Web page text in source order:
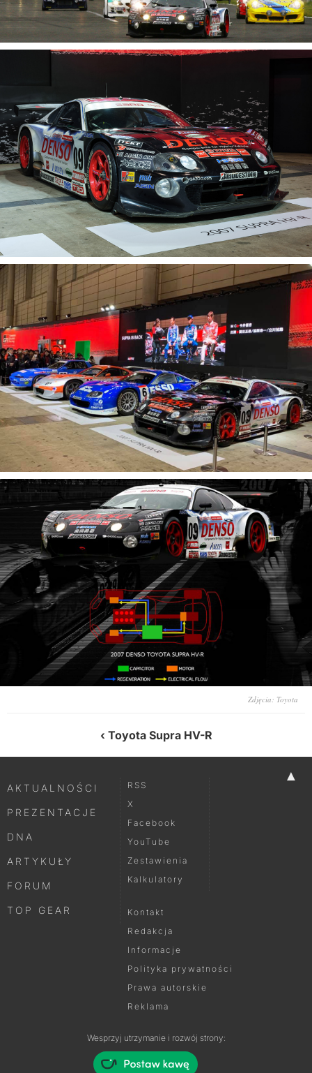
Zdjęcia: Toyota
Toyota Supra HV-R
▲
AKTUALNOŚCI
PREZENTACJE
DNA
ARTYKUŁY
FORUM
TOP GEAR
RSS
X
Facebook
YouTube
Zestawienia
Kalkulatory
Kontakt
Redakcja
Informacje
Polityka prywatności
Prawa autorskie
Reklama
Wesprzyj utrzymanie i rozwój strony: